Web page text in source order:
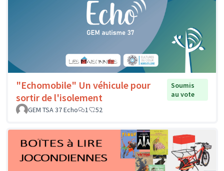
"Echomobile" Un véhicule pour
sortir de l'isolement
Soumis
au vote
GEM TSA 37 Echo
1 52